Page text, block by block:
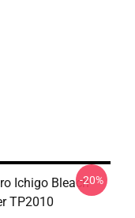
Ichigo Bleach
TP2010
-20%